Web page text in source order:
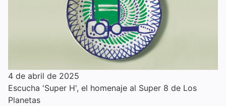
4 de abril de 2025
Escucha 'Super H', el homenaje al Super 8 de Los
Planetas